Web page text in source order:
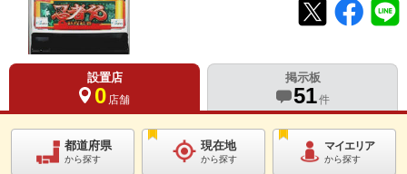
設置店
0 店舗
掲示板
51件
都道府県
から探す
現在地
から探す
マイエリア
から探す